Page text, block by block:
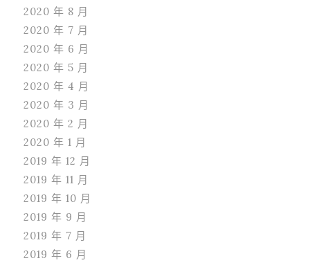
2020 年 8 月
2020 年 7 月
2020 年 6 月
2020 年 5 月
2020 年 4 月
2020 年 3 月
2020 年 2 月
2020 年 1 月
2019 年 12 月
2019 年 11 月
2019 年 10 月
2019 年 9 月
2019 年 7 月
2019 年 6 月